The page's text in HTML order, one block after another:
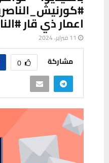
اعمار ذي قار
11 فبراير، 2024
مشاركة 0